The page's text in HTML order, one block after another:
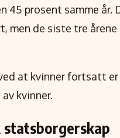
45 prosent samme
de siste tre årene
at kvinner fortsatt
kvinner.